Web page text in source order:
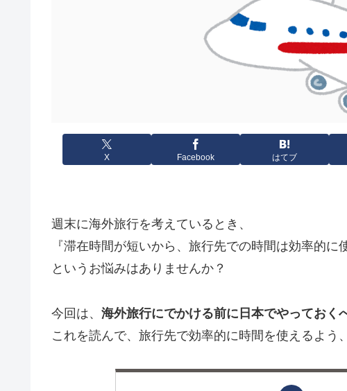
X Facebook はてブ
週末に海外旅行を考えているとき、
『滞在時間が短いから、旅行先での時間は効率的
というお悩みはありませんか？
今回は、 海外旅行にでかける前に日本でやっておく
これを読んで、旅行先で効率的に時間を使えるよう